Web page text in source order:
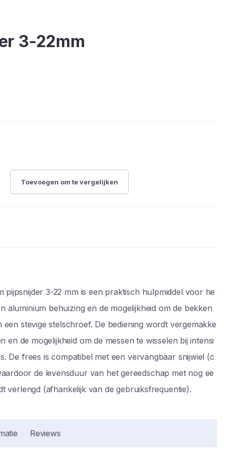
3-22mm
Toevoegen om te vergelijken
pijpsnijder 3-22 mm is een praktisch hulpmiddel voor he
aluminium behuizing en de mogelijkheid om de bekken
stevige stelschroef. De bediening wordt vergemakke
en de mogelijkheid om de messen te wisselen bij intensi
De frees is compatibel met een vervangbaar snijwiel (c
de levensduur van het gereedschap met nog ee
verlengd (afhankelijk van de gebruiksfrequentie).
Reviews